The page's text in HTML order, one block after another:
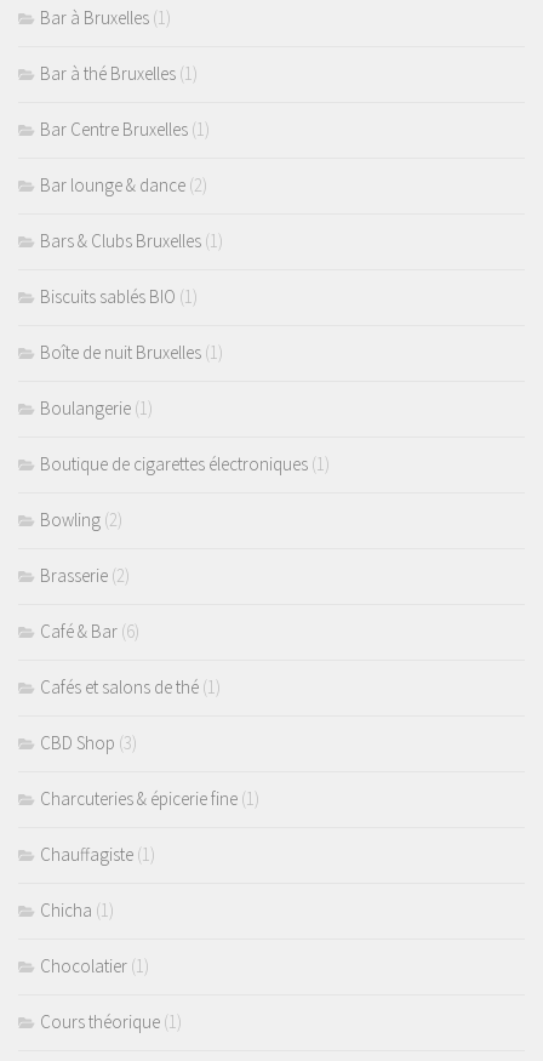
Bar à Bruxelles (1)
Bar à thé Bruxelles (1)
Bar Centre Bruxelles (1)
Bar lounge & dance (2)
Bars & Clubs Bruxelles (1)
Biscuits sablés BIO (1)
Boîte de nuit Bruxelles (1)
Boulangerie (1)
Boutique de cigarettes électroniques (1)
Bowling (2)
Brasserie (2)
Café & Bar (6)
Cafés et salons de thé (1)
CBD Shop (3)
Charcuteries & épicerie fine (1)
Chauffagiste (1)
Chicha (1)
Chocolatier (1)
Cours théorique (1)